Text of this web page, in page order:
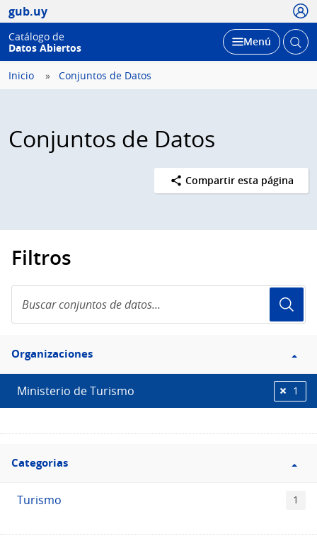
gub.uy
Catálogo de
Datos Abiertos
Desplegar
Menú Abrir
Inicio Conjuntos de Datos
Conjuntos de Datos
Compartir esta página
Filtros
conjuntos
de
Filtro
Organizaciones
Organizaciones
Ministerio de Turismo 1
Filtro
Categorias
Categorias
Turismo 1